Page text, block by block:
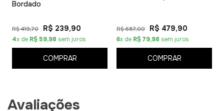
Bordado
R$ 419,70 R$ 239,90
4x de R$ 59,98 sem juros
COMPRAR
R$ 687,00 R$ 479,90
6x de R$ 79,98 sem juros
COMPRAR
Avaliações